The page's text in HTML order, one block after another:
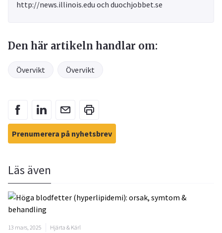
http://news.illinois.edu och duochjobbet.se
Den här artikeln handlar om:
Övervikt Övervikt
Prenumerera på nyhetsbrev
Läs även
13 mars, 2025 Hjärta & Kärl